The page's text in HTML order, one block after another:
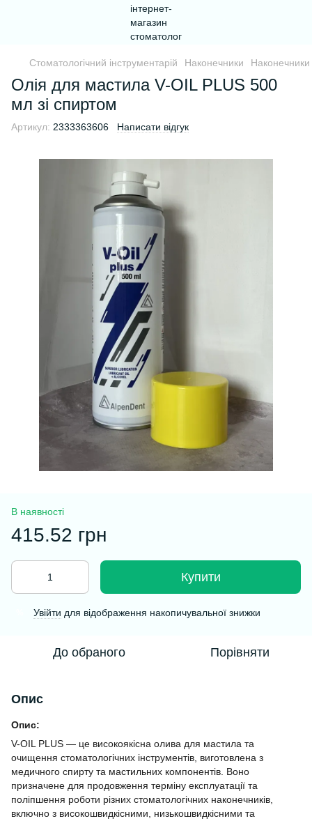
Стоматологічний інструментарій Наконечники
Олія для мастила V-OIL PLUS 500
мл зі спиртом
Артикул: 2333363606 Написати відгук
В наявності
415.52 грн
Купити
Увійти для відображення накопичувальної знижки
До обраного Порівняти
Опис
Опис:
V-OIL PLUS — це високоякісна олива для мастила та
очищення стоматологічних інструментів, виготовлена з
медичного спирту та мастильних компонентів. Воно
призначене для продовження терміну експлуатації та
поліпшення роботи різних стоматологічних наконечників,
включно з високошвидкісними, низькошвидкісними та